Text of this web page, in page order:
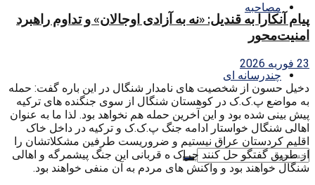
مصاحبه
چندرسانه ای
پیام آنکارا به قندیل: «نه به آزادی اوجالان» و تداوم راهبرد
امنیت‌محور
23 فوریه 2026
دخیل حسون از شخصیت های نامدار شنگال در این باره گفت: حمله
به مواضع پ.ک.ک در کوهستان شنگال از سوی جنگنده های ترکیه
پیش بینی شده بود و این آخرین حمله هم نخواهد بود. لذا ما به عنوان
اهالی شنگال خواستار ادامه جنگ پ.ک.ک و ترکیه در داخل خاک
اقلیم کردستان عراق نیستیم و ضروریست طرفین مشکلاتشان را
از طریق گفتگو حل کنند چراک ه قربانی این جنگ پیشمرگه و اهالی
شنگال خواهند بود و واکنش های مردم به آن منفی خواهند بود.